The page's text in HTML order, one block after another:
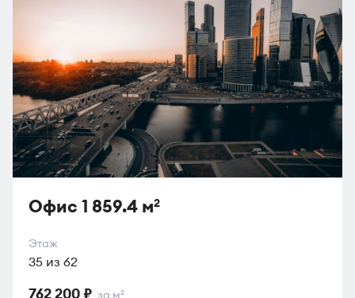
Офис 1 859.4 м2
Этаж
35 из 62
762 200 ₽ за м2